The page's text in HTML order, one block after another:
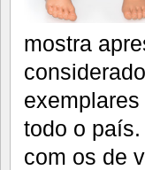
mostra
todo o
com os de